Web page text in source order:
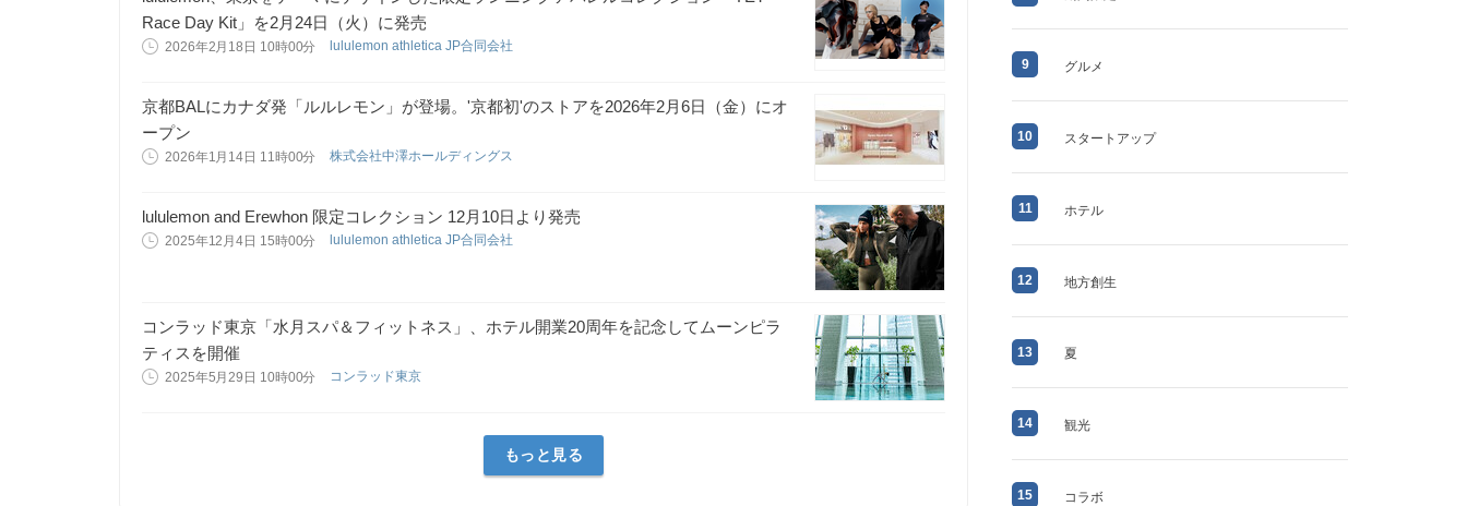
Race Day Kit」を2月24日（火）に発売
2026年2月18日 10時00分 lululemon athletica JP合同会社
京都BALにカナダ発「ルルレモン」が登場。'京都初'のストアを2026年2月6日（金）にオ
ープン
2026年1月14日 11時00分 株式会社中澤ホールディングス
lululemon and Erewhon 限定コレクション 12月10日より発売
2025年12月4日 15時00分 lululemon athletica JP合同会社
コンラッド東京「水月スパ＆フィットネス」、ホテル開業20周年を記念してムーンピラ
ティスを開催
2025年5月29日 10時00分 コンラッド東京
もっと見る
9 グルメ
10 スタートアップ
11 ホテル
12 地方創生
13 夏
14 観光
15 コラボ